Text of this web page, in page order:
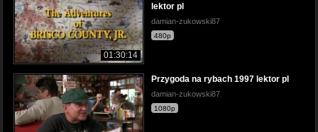
01:30:14
lektor pl
damian-zukowski87
480p
Przygoda na rybach 1997 lektor pl
damian-zukowski87
1080p